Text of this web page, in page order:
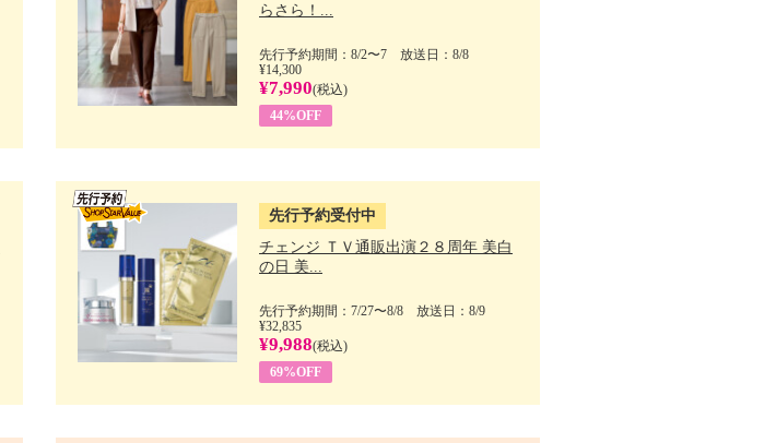
らさら！...
先行予約期間：8/2〜7 放送日：8/8
¥14,300
¥7,990(税込)
44%OFF
先行予約受付中
チェンジ ＴＶ通販出演２８周年 美白
の日 美...
先行予約期間：7/27〜8/8 放送日：8/9
¥32,835
¥9,988(税込)
69%OFF